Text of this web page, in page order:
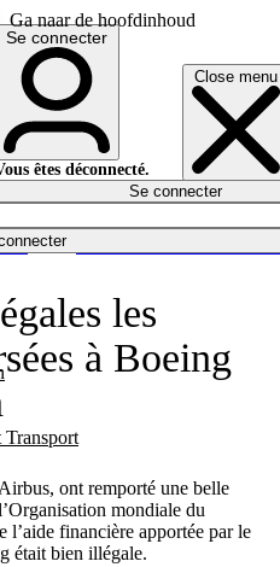
Ga naar de hoofdinhoud
Close menu
Transport
English
Deutsch
Español
Se connecter
êtes déconnecté.
Se connecter
les
à Boeing
ont remporté une belle
mondiale du
financière apportée par le
était bien illégale.